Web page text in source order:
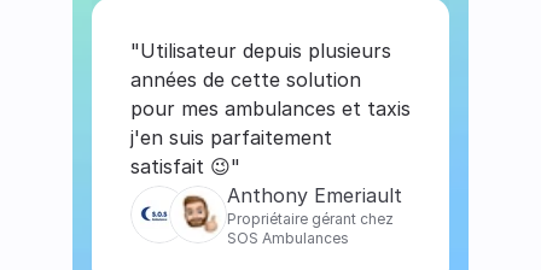
"Utilisateur depuis plusieurs
années de cette solution
pour mes ambulances et taxis
j'en suis parfaitement
satisfait 😉"
Anthony Emeriault
Propriétaire gérant chez
SOS Ambulances